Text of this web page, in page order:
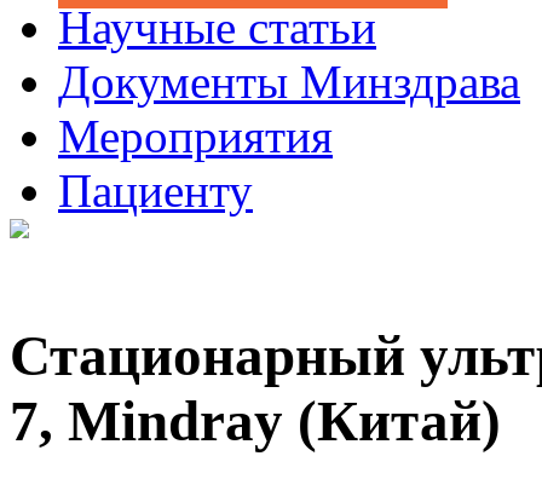
Научные статьи
Документы Минздрава
Мероприятия
Пациенту
Стационарный
7, Mindray (Китай)